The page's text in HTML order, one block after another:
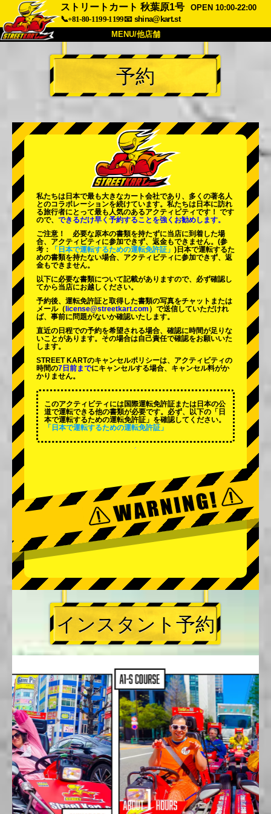
ストリートカート 秋葉原1号
OPEN 10:00-22:00
📞+81-80-1199-1199📧 shina@kart.st
MENU/他店舗
トップ
概要 車両 価格
会社 予約
他店舗
東京 秋葉原 #2
東京 渋谷アネックス 東京ベイ
東京 浅草 大阪
沖縄
予約
私たちは日本で最も大きなカート会社であり、 多くの著名人
とのコラボレーションを続けています。私たちは日本に訪れ
る旅行者にとって最も人気のあるアクティビティです！ です
ので、 できるだけ早く予約することを強くお勧めします。
ご注意！ 必要な原本の書類を持たずに当店に到着した場
合、アクティビティに参加できず、返金もできません。 (参
考：
「日本で運転するための運転免許証」 )日本で運転するた
めの書類を持たない場合、アクティビティに参加できず、返
金もできません。
以下に必要な書類について記載がありますので、必ず確認し
てから当店にお越しください。
予約後、運転免許証と取得した書類の写真をチャットまたは
メール（ license@streetkart.com ）で送信していただけれ
ば、事前に問題がないか確認いたします。
直近の日程での予約を希望される場合、確認に時間が足りな
いことがあります。その場合は自己責任で確認をお願いいた
します。
STREET KARTのキャンセルポリシーは、アクティビティの
時間の7日前までにキャンセルする場合、キャンセル料がか
かりません。
このアクティビティには国際運転免許証または日本の公
道で運転できる他の書類が必要です。必ず、以下の「日
本で運転するための運転免許証」を確認してください。
「日本で運転するための運転免許証」
インスタント予約